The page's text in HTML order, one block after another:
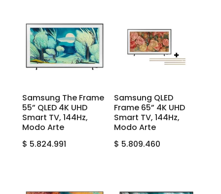
Samsung The Frame
55” QLED 4K UHD
Smart TV, 144Hz,
Modo Arte
$ 5.824.991
Samsung QLED
Frame 65” 4K UHD
Smart TV, 144Hz,
Modo Arte
$ 5.809.460